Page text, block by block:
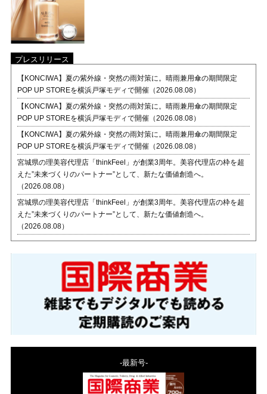
プレスリリース
【KONCIWA】夏の紫外線・突然の雨対策に。晴雨兼用傘の期間限定
POP UP STOREを横浜戸塚モディで開催（2026.08.08）
【KONCIWA】夏の紫外線・突然の雨対策に。晴雨兼用傘の期間限定
POP UP STOREを横浜戸塚モディで開催（2026.08.08）
【KONCIWA】夏の紫外線・突然の雨対策に。晴雨兼用傘の期間限定
POP UP STOREを横浜戸塚モディで開催（2026.08.08）
宮城県の理美容代理店「thinkFeel」が創業3周年。美容代理店の枠を超
えた”未来づくりのパートナー”として、新たな価値創造へ。
（2026.08.08）
宮城県の理美容代理店「thinkFeel」が創業3周年。美容代理店の枠を超
えた”未来づくりのパートナー”として、新たな価値創造へ。
（2026.08.08）
-最新号-